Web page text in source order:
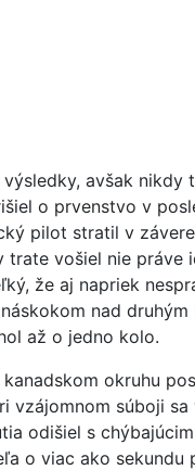
avšak nikdy
o prvenstvo v
pilot stratil v
vošiel nie práve
že aj napriek
nad druhým
až o jedno kolo.
okruhu
vzájomnom súboji
odišiel s
o viac ako sekundu